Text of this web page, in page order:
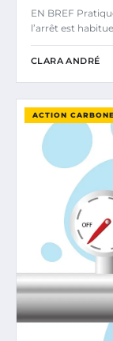
EN BREF
l’arrêt est
CLARA ANDRÉ
ACTION CARBONE